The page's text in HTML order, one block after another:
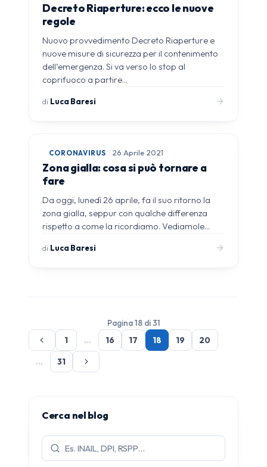
Decreto Riaperture: ecco le nuove
regole
Nuovo provvedimento Decreto Riaperture e
nuove misure di sicurezza per il contenimento
dell’emergenza. Si va verso lo stop al
coprifuoco a partire…
di Luca Baresi
CORONAVIRUS 26 Aprile 2021
Zona gialla: cosa si può tornare a
fare
Da oggi, lunedì 26 aprile, fa il suo ritorno la
zona gialla, seppur con qualche differenza
rispetto a come la ricordiamo. Vediamole…
di Luca Baresi
Pagina 18 di 31
1
… 16 17 18 19
20
…
31
Cerca nel blog
Cerca
articoli: